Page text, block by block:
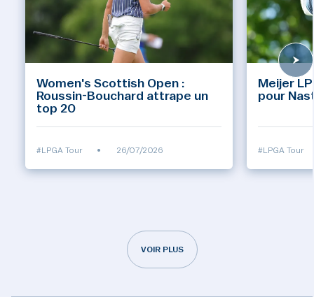
Women's Scottish Open :
Roussin-Bouchard attrape un
top 20
#LPGA Tour • 26/07/2026
Meijer
pour
#LPGA Tour
VOIR PLUS